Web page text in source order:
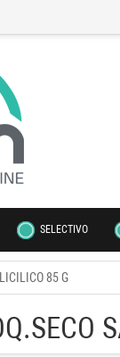
SELECTIVO
85 G